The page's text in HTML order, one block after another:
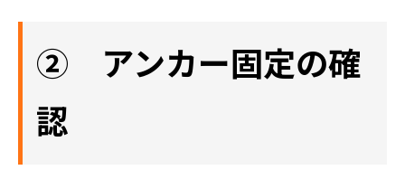
② アンカー固定の確
認